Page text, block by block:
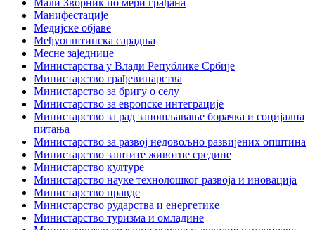
Манифестације
Медијске објаве
Међуопштинска сарадња
Месне заједнице
Министарства у Влади Републике Србије
Министарство грађевинарства
Министарство за бригу о селу
Министарство за европске интеграције
Министарство за рад запошљавање борачка и социјална
питања
Министарство за развој недовољно развијених општина
Министарство заштите животне средине
Министарство културе
Министарство науке технолошког развоја и иновација
Министарство правде
Министарство рударства и енергетике
Министарство туризма и омладине